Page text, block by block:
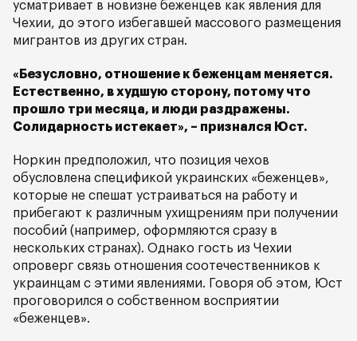
усматривает в новизне беженцев как явления для
Чехии, до этого избегавшей массового размещения
мигрантов из других стран.
«Безусловно, отношение к беженцам меняется.
Естественно, в худшую сторону, потому что
прошло три месяца, и люди раздражены.
Солидарность истекает», – признался Юст.
Норкин предположил, что позиция чехов
обусловлена спецификой украинских «беженцев»,
которые не спешат устраиваться на работу и
прибегают к различным ухищрениям при получении
пособий (например, оформляются сразу в
нескольких странах). Однако гость из Чехии
опроверг связь отношения соотечественников к
украинцам с этими явлениями. Говоря об этом, Юст
проговорился о собственном восприятии
«беженцев».